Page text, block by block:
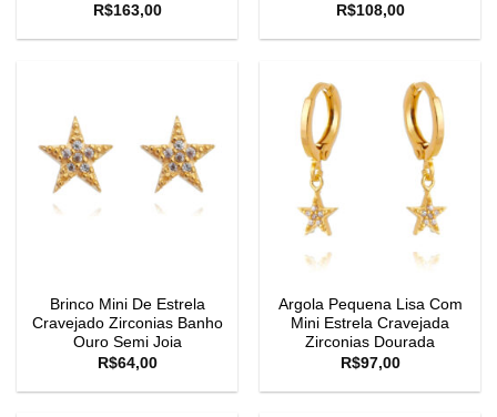
R$163,00 R$108,00
Brinco Mini De Estrela
Cravejado Zirconias Banho
Ouro Semi Joia
R$64,00
Argola Pequena Lisa Com
Mini Estrela Cravejada
Zirconias Dourada
R$97,00